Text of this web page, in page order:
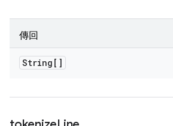
傳回
String[]